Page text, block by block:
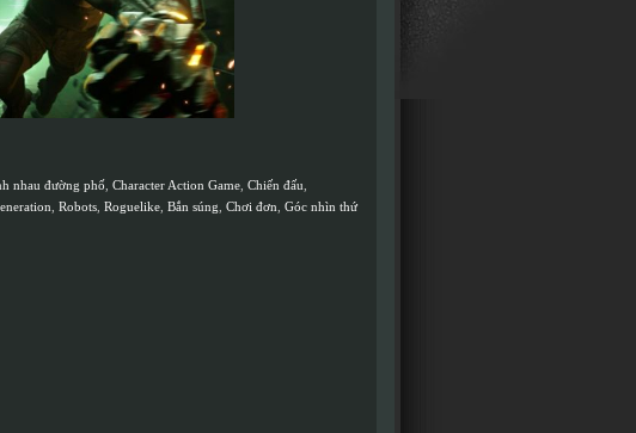
nhau đường phố Character Action Game Chiến đấu
Robots Roguelike Bắn súng Chơi đơn Góc nhìn thứ